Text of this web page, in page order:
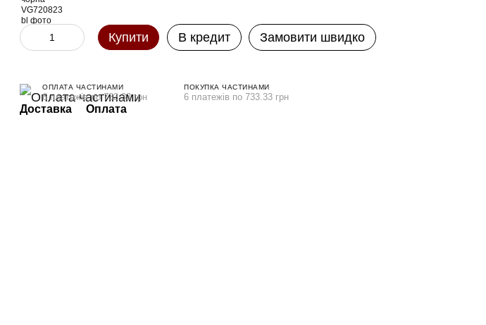
Купити В кредит Замовити швидко
ОПЛАТА ЧАСТИНАМИ
6 платежів по 733.33 грн
ПОКУПКА ЧАСТИНАМИ
6 платежів по 733.33 грн
Доставка Оплата